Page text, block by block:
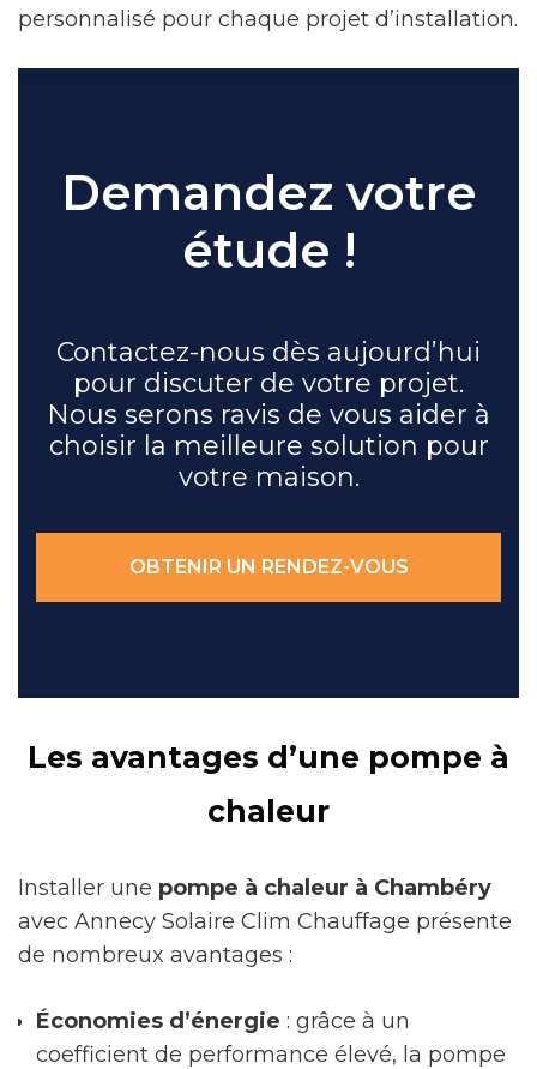
personnalisé pour chaque projet d’installation.
Demandez votre
étude !
Contactez-nous dès aujourd’hui
pour discuter de votre projet.
Nous serons ravis de vous aider à
choisir la meilleure solution pour
votre maison.
OBTENIR UN RENDEZ-VOUS
Les avantages d’une pompe à
chaleur
Installer une pompe à chaleur à Chambéry
avec Annecy Solaire Clim Chauffage présente
de nombreux avantages :
Économies d’énergie : grâce à un
coefficient de performance élevé, la pompe